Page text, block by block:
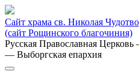
Сайт храма св. Николая
(сайт Рощинского благочиния)
Русская Православная Церковь
— Выборгская епархия